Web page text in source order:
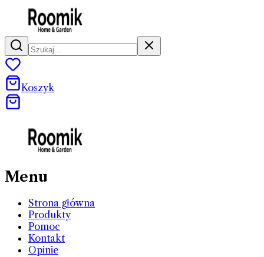
Koszyk
Menu
Strona główna
Produkty
Pomoc
Kontakt
Opinie